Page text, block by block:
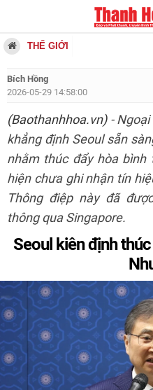
THẾ GIỚI
Bích Hồng
2026-05-29 14:58:00
(Baothanhhoa.vn)- Ngoại
khẳng định Seoul sẵn
nhằm thúc đẩy hòa bình
hiện chưa ghi nhận tín
Thông điệp này đã
thông qua Singapore.
Seoul kiên định